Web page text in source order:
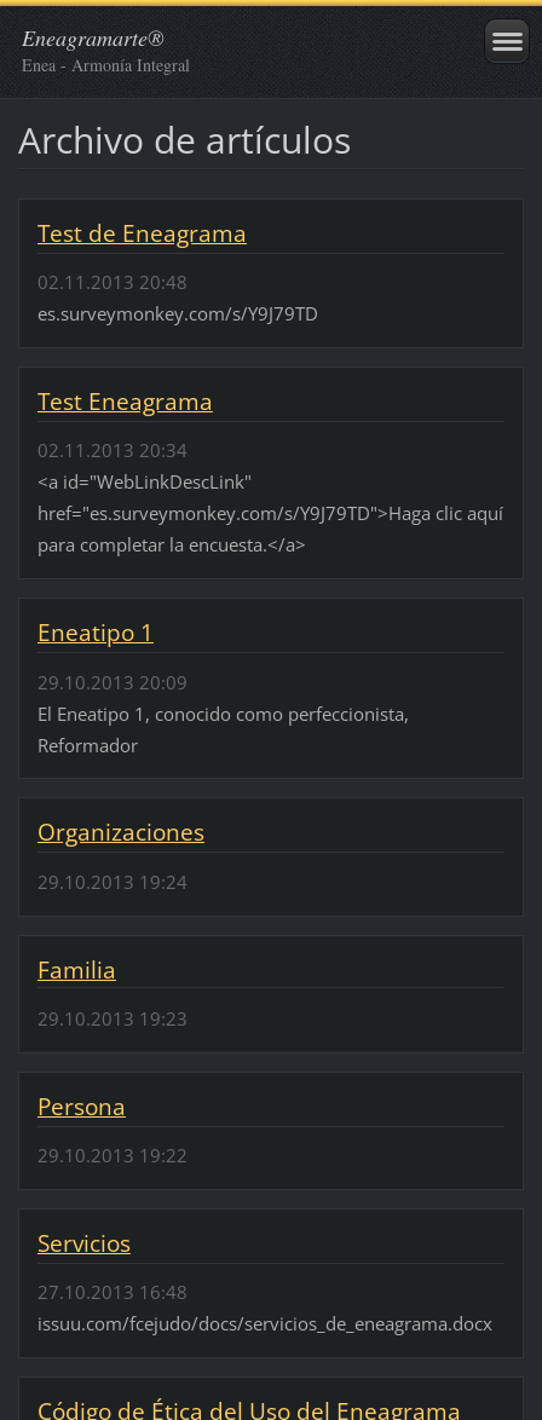
Eneagramarte®
Enea - Armonía Integral
Archivo de artículos
Test de Eneagrama
02.11.2013 20:48
es.surveymonkey.com/s/Y9J79TD
Test Eneagrama
02.11.2013 20:34
<a id="WebLinkDescLink"
href="es.surveymonkey.com/s/Y9J79TD">Haga clic aquí
para completar la encuesta.</a>
Eneatipo 1
29.10.2013 20:09
El Eneatipo 1, conocido como perfeccionista,
Reformador
Organizaciones
29.10.2013 19:24
Familia
29.10.2013 19:23
Persona
29.10.2013 19:22
Servicios
27.10.2013 16:48
issuu.com/fcejudo/docs/servicios_de_eneagrama.docx
Código de Ética del Uso del Eneagrama